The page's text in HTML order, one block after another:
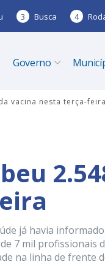
3 Busca 4
Governo
vacina nesta terça-feira
já havia
7 mil
na linha de frente